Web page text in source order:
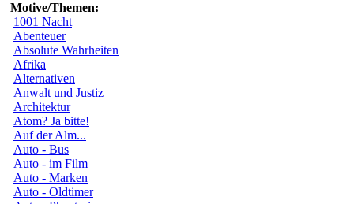
Motive/Themen:
1001 Nacht
Abenteuer
Absolute Wahrheiten
Afrika
Alternativen
Anwalt und Justiz
Architektur
Atom? Ja bitte!
Auf der Alm...
Auto - Bus
Auto - im Film
Auto - Marken
Auto - Oldtimer